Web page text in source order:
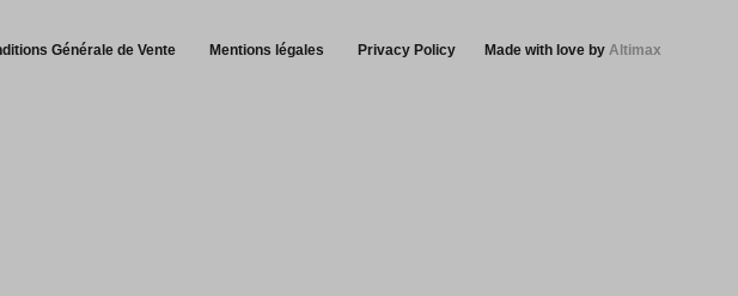
Générale de Vente Mentions légales Privacy Policy Made with love by Altimax